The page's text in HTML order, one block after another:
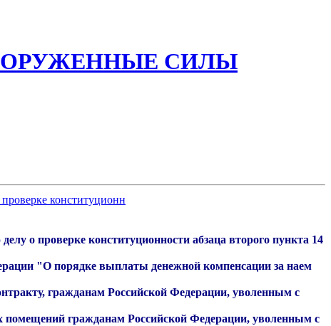
СИЛЫ
конституционн
о проверке конституционности абзаца второго пункта 14
"О порядке выплаты денежной компенсации за наем
гражданам Российской Федерации, уволенным с
гражданам Российской Федерации, уволенным с